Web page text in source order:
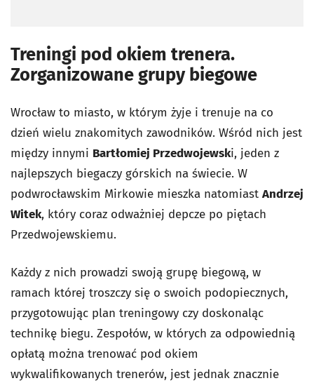
Treningi pod okiem trenera.
Zorganizowane grupy biegowe
Wrocław to miasto, w którym żyje i trenuje na co
dzień wielu znakomitych zawodników. Wśród nich jest
między innymi Bartłomiej Przedwojewski, jeden z
najlepszych biegaczy górskich na świecie. W
podwrocławskim Mirkowie mieszka natomiast Andrzej
Witek, który coraz odważniej depcze po piętach
Przedwojewskiemu.
Każdy z nich prowadzi swoją grupę biegową, w
ramach której troszczy się o swoich podopiecznych,
przygotowując plan treningowy czy doskonaląc
technikę biegu. Zespołów, w których za odpowiednią
opłatą można trenować pod okiem
wykwalifikowanych trenerów, jest jednak znacznie